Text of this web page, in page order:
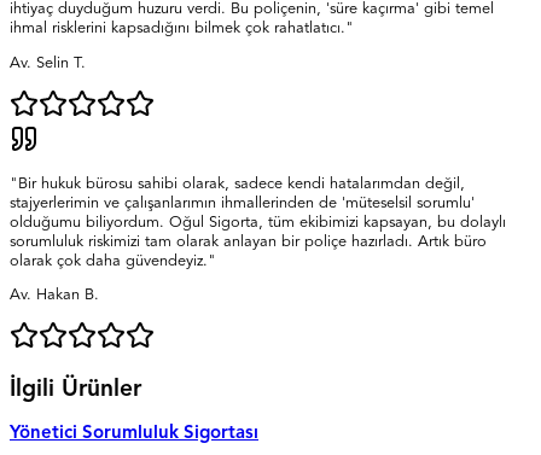
ihtiyaç duyduğum huzuru verdi. Bu poliçenin, 'süre kaçırma' gibi temel
ihmal risklerini kapsadığını bilmek çok rahatlatıcı."
Av. Selin T.
"Bir hukuk bürosu sahibi olarak, sadece kendi hatalarımdan değil,
stajyerlerimin ve çalışanlarımın ihmallerinden de 'müteselsil sorumlu'
olduğumu biliyordum. Oğul Sigorta, tüm ekibimizi kapsayan, bu dolaylı
sorumluluk riskimizi tam olarak anlayan bir poliçe hazırladı. Artık büro
olarak çok daha güvendeyiz."
Av. Hakan B.
İlgili Ürünler
Yönetici Sorumluluk Sigortası